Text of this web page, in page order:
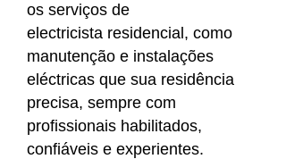
os serviços de
electricista residencial, como
manutenção e instalações
eléctricas que sua residência
precisa, sempre com
profissionais habilitados,
confiáveis e experientes.